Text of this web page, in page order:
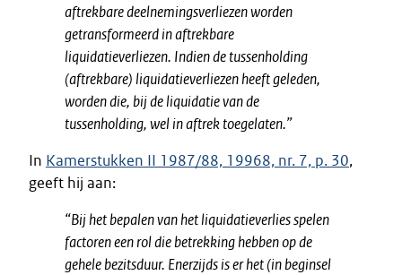
aftrekbare deelnemingsverliezen worden
getransformeerd in aftrekbare
liquidatieverliezen. Indien de tussenholding
(aftrekbare) liquidatieverliezen heeft geleden,
worden die, bij de liquidatie van de
tussenholding, wel in aftrek toegelaten.”
In Kamerstukken II 1987/88, 19968, nr. 7, p. 30,
geeft hij aan:
“Bij het bepalen van het liquidatieverlies spelen
factoren een rol die betrekking hebben op de
gehele bezitsduur. Enerzijds is er het (in beginsel